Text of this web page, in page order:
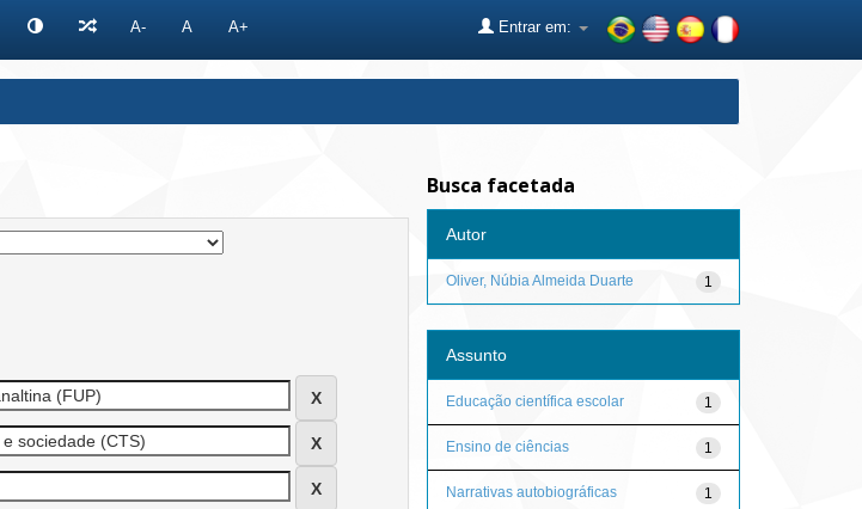
A- A A+ Entrar em:
Busca facetada
Autor
1
Oliver, Núbia Almeida Duarte
Assunto
1
Educação científica escolar
1
Ensino de ciências
1
Narrativas autobiográficas